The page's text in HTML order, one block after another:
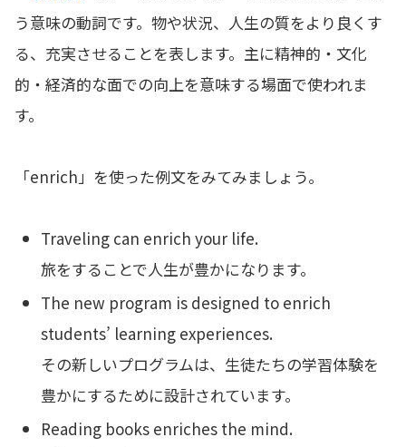
う意味の動詞です。物や状況、人生の質をより良くす
る、充実させることを表します。主に精神的・文化
的・経済的な面での向上を意味する場面で使われま
す。
「enrich」を使った例文をみてみましょう。
Traveling can enrich your life.
旅をすることで人生が豊かになります。
The new program is designed to enrich
students’ learning experiences.
その新しいプログラムは、生徒たちの学習体験を
豊かにするために設計されています。
Reading books enriches the mind.